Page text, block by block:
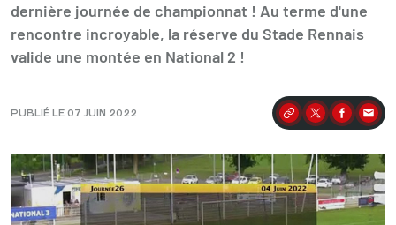
dernière journée de championnat ! Au terme d'une
rencontre incroyable, la réserve du Stade Rennais
valide une montée en National 2 !
PUBLIÉ LE 07 JUIN 2022 Partager